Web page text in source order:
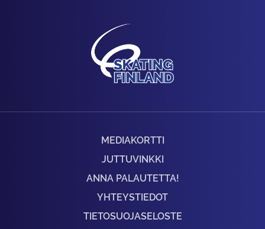
MEDIAKORTTI
JUTTUVINKKI
ANNA PALAUTETTA!
YHTEYSTIEDOT
TIETOSUOJASELOSTE